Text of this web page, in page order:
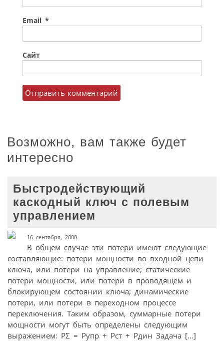
Email *
Сайт
Возможно, вам также будет
интересно
Быстродействующий
каскодный ключ с полевым
управлением
16 сентября, 2008
В общем случае эти потери имеют следующие
составляющие: потери мощности во входной цепи
ключа, или потери на управление; статические
потери мощности, или потери в проводящем и
блокирующем состоянии ключа; динамические
потери, или потери в переходном процессе
переключения. Таким образом, суммарные потери
мощности могут быть определены следующим
выражением: PΣ = Рупр + Рст + Рдин Задача […]